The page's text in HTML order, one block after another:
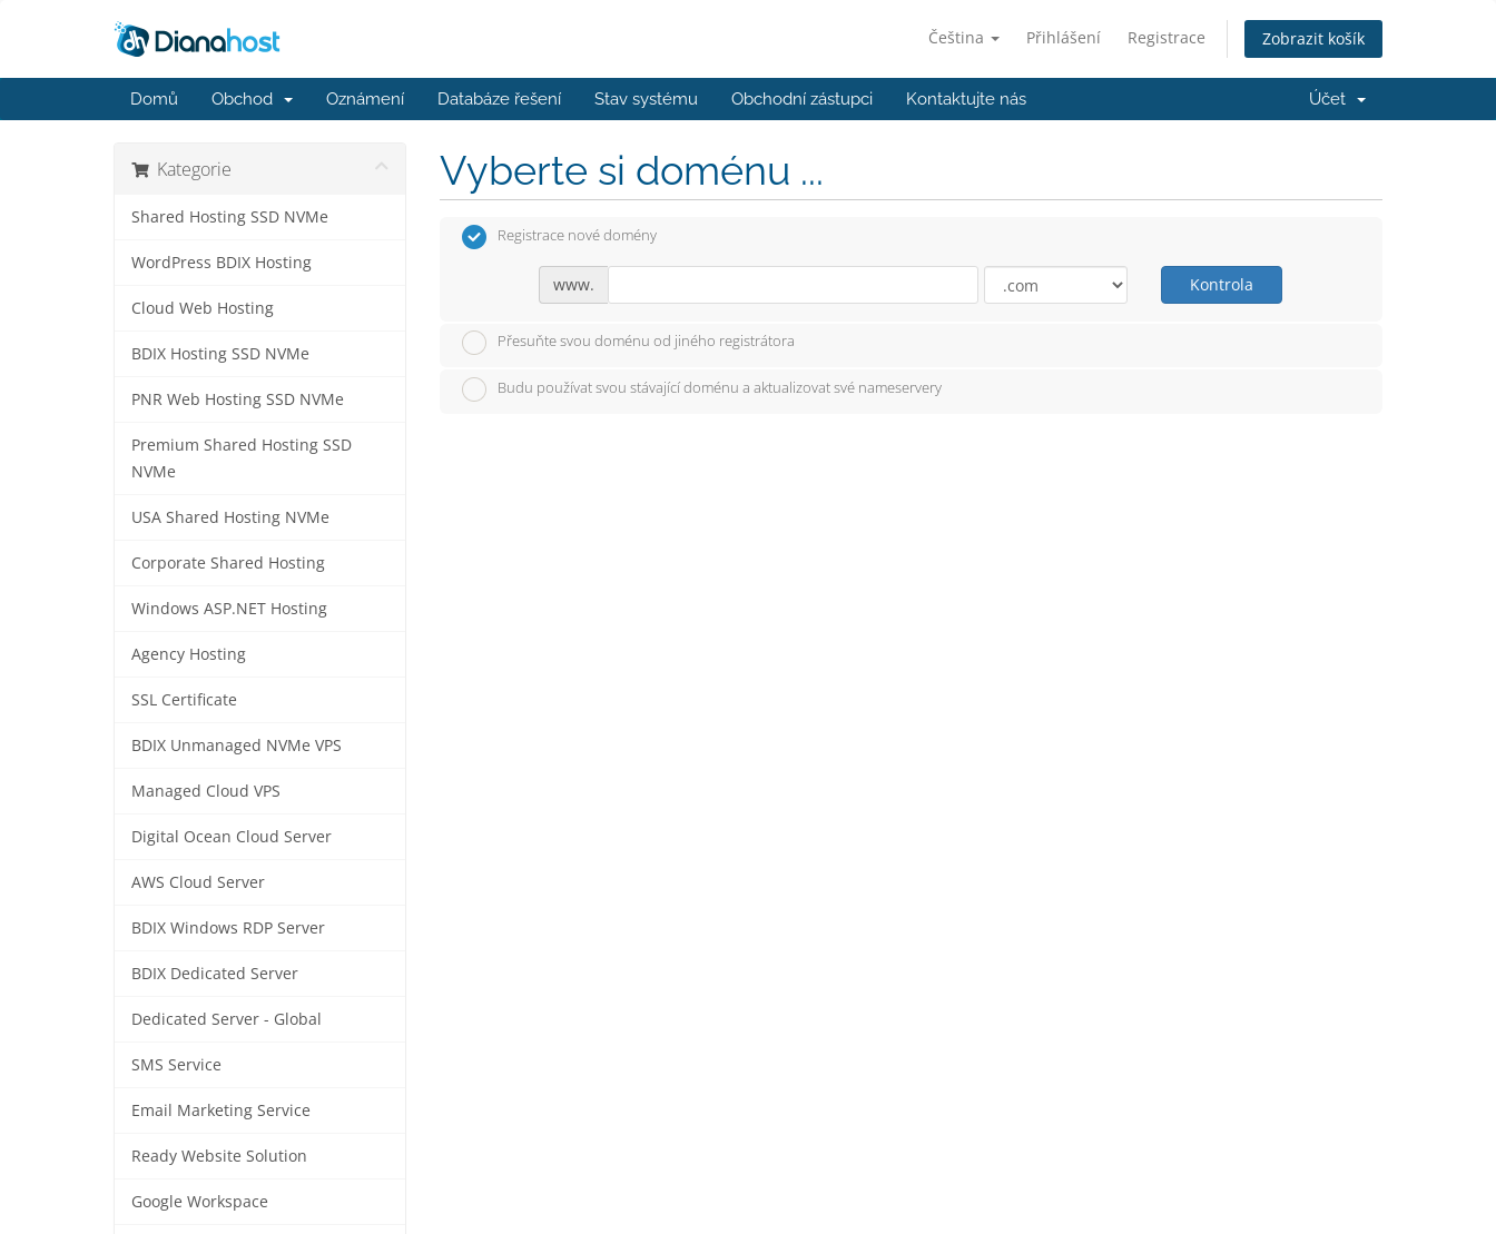
Čeština Přihlášení Registrace Zobrazit košík
Domů Obchod Oznámení Databáze řešení Stav systému Obchodní zástupci Kontaktujte nás Účet
Kategorie
Shared Hosting SSD NVMe
WordPress BDIX Hosting
Cloud Web Hosting
BDIX Hosting SSD NVMe
PNR Web Hosting SSD NVMe
Premium Shared Hosting SSD
NVMe
USA Shared Hosting NVMe
Corporate Shared Hosting
Windows ASP.NET Hosting
Agency Hosting
SSL Certificate
BDIX Unmanaged NVMe VPS
Managed Cloud VPS
Digital Ocean Cloud Server
AWS Cloud Server
BDIX Windows RDP Server
BDIX Dedicated Server
Dedicated Server - Global
SMS Service
Email Marketing Service
Ready Website Solution
Google Workspace
Vyberte si doménu ...
Registrace nové domény
www. Kontrola
Přesuňte svou doménu od jiného registrátora
Budu používat svou stávající doménu a aktualizovat své nameservery